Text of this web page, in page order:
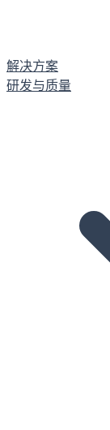
解决方案
研发与质量